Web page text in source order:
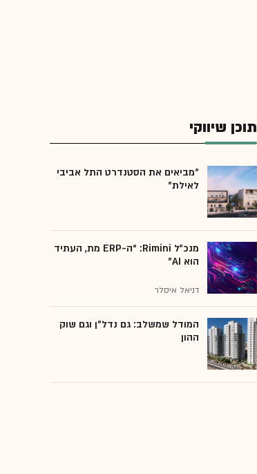
תוכן שיווקי
"מביאים את הסטנדרט התל אביבי
לאילת"
מנכ״ל Rimini: “ה-ERP מת, העתיד
הוא AI"
דניאל איסלר
המודל שמשלב: גם נדל"ן וגם שוק
ההון